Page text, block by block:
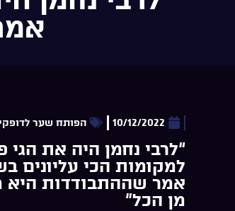
10/12/2022 הפותח שער
“לרבי נחמן היה את הגי
למקומות הכי עליונים
אמר שההתבודדות היא
מן הכל”